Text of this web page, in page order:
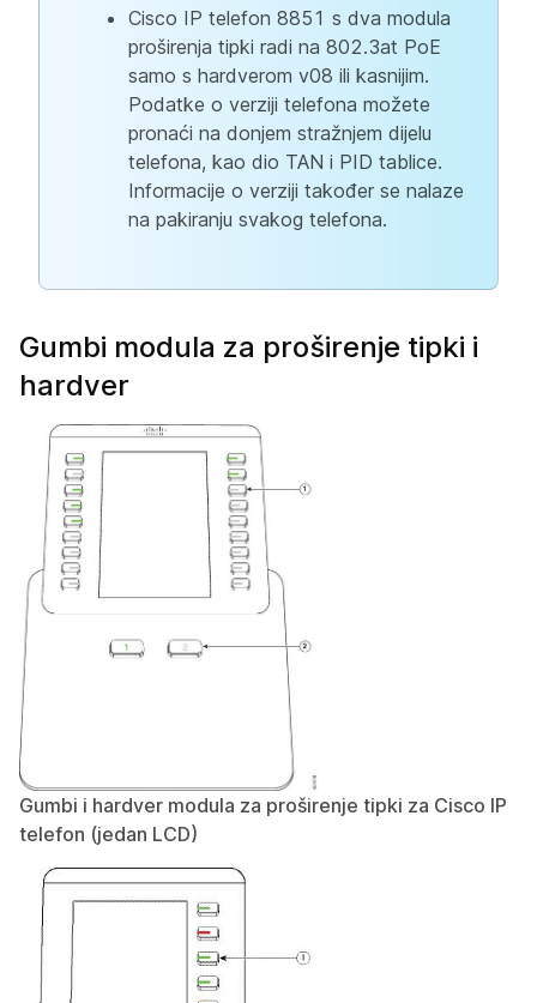
Cisco IP telefon 8851 s dva modula
proširenja tipki radi na 802.3at PoE
samo s hardverom v08 ili kasnijim.
Podatke o verziji telefona možete
pronaći na donjem stražnjem dijelu
telefona, kao dio TAN i PID tablice.
Informacije o verziji također se nalaze
na pakiranju svakog telefona.
Gumbi modula za proširenje tipki i
hardver
Gumbi i hardver modula za proširenje tipki za Cisco IP
telefon (jedan LCD)